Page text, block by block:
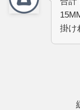
掛け